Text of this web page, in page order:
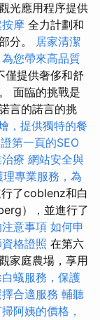
光應用程序提供
摩 全力計劃和
分。 居家清潔
您帶來高品質
僅提供奢侈和舒
面臨的挑戰是
言的諾言的挑
，提供獨特的餐
第一頁的SEO
療 網站安全與
理專業服務，為
了coblenz和白
），並進行了
意事項 如何申
格證照 在第六
家庭農場，享用
蟻服務，保護
合適服務 輔聽
阿姨的價格，